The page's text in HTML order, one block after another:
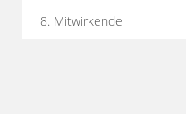
8. Mitwirkende